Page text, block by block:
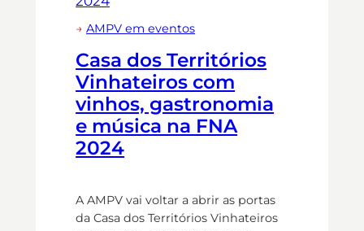
→AMPV em eventos
Casa dos Territórios
Vinhateiros com
vinhos, gastronomia
e música na FNA
2024
A AMPV vai voltar a abrir as portas
da Casa dos Territórios Vinhateiros